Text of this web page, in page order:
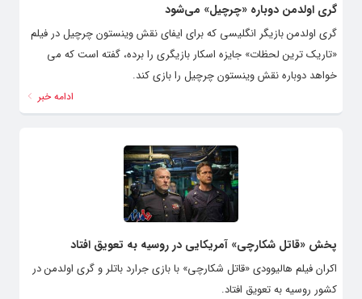
گری اولدمن دوباره «چرچیل» می‌شود
گری اولدمن بازیگر انگلیسی که برای ایفای نقش وینستون چرچیل در فیلم
«تاریک‌ ترین لحظات» جایزه اسکار بازیگری را برده، گفته است که می
خواهد دوباره نقش وینستون چرچیل را بازی کند.
ادامه خبر
پخش «قاتل شکارچی» آمریکایی در روسیه به تعویق افتاد
اکران فیلم هالیوودی «قاتل شکارچی» با بازی جرارد باتلر و گری اولدمن در
کشور روسیه به تعویق افتاد.